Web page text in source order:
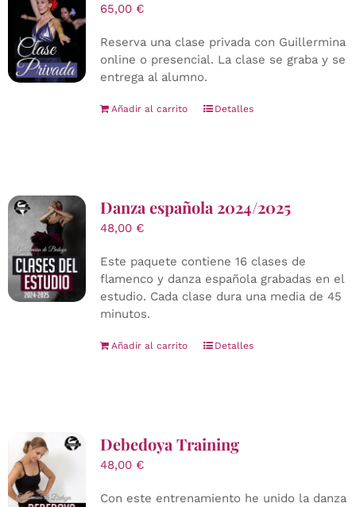
65,00 €
Reserva una clase privada con Guillermina
online o presencial. La clase se graba y se
entrega al alumno.
Añadir al carrito Detalles
Danza española 2024/2025
48,00 €
Este paquete contiene 16 clases de
flamenco y danza española grabadas en el
estudio. Cada clase dura una media de 45
minutos.
Añadir al carrito Detalles
Debedoya Training
48,00 €
Con este entrenamiento he unido la danza